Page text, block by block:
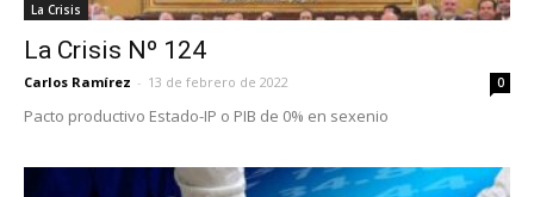
La Crisis
La Crisis Nº 124
Carlos Ramírez - 13 de febrero de 2022 0
Pacto productivo Estado-IP o PIB de 0% en sexenio